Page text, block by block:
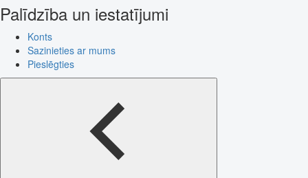
Palīdzība un iestatījumi
Konts
Sazinieties ar mums
Pieslēgties